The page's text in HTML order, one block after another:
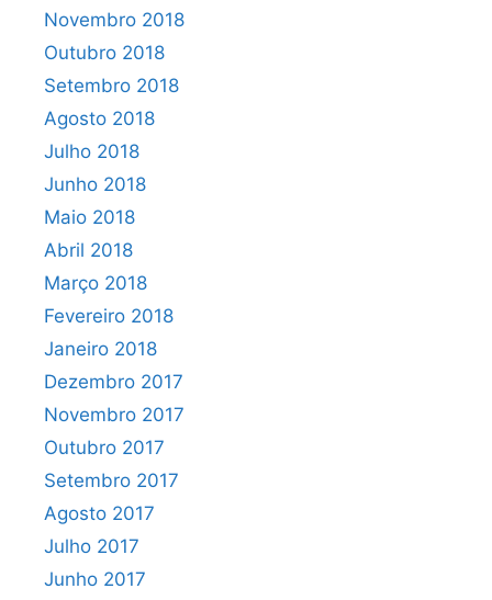
Novembro 2018
Outubro 2018
Setembro 2018
Agosto 2018
Julho 2018
Junho 2018
Maio 2018
Abril 2018
Março 2018
Fevereiro 2018
Janeiro 2018
Dezembro 2017
Novembro 2017
Outubro 2017
Setembro 2017
Agosto 2017
Julho 2017
Junho 2017